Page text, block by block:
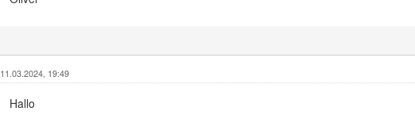
11.03.2024, 19:49
Hallo